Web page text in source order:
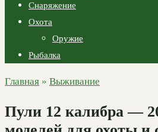
Снаряжение
Охота
Оружие
Рыбалка
Главная » Выживание
Пули 12 калибра —